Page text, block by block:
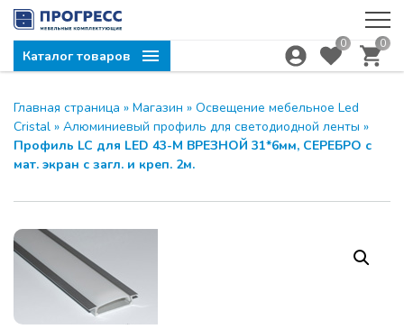
Каталог товаров
0 0
Главная страница » Магазин » Освещение мебельное Led
Cristal » Алюминиевый профиль для светодиодной ленты »
Профиль LC для LED 43-M ВРЕЗНОЙ 31*6мм, СЕРЕБРО с
мат. экран с загл. и креп. 2м.